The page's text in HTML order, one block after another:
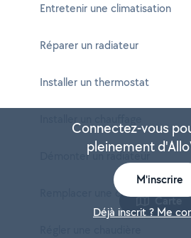
Entretenir une climatisation
Réparer un radiateur
Installer un thermostat
Démonter un radiateur
Remplacer une chaudière
Carte
Connectez-vous
pleinement
M'inscrire
Déjà inscrit ? Me